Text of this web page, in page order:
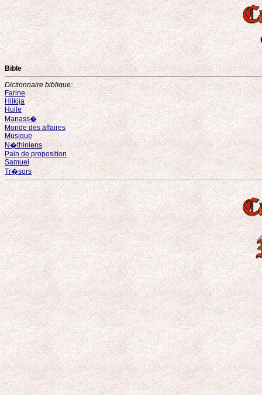
Bible
Dictionnaire biblique:
Farine
Hilkija
Huile
Manass�
Monde des affaires
Musique
N�thiniens
Pain de proposition
Samuel
Tr�sors